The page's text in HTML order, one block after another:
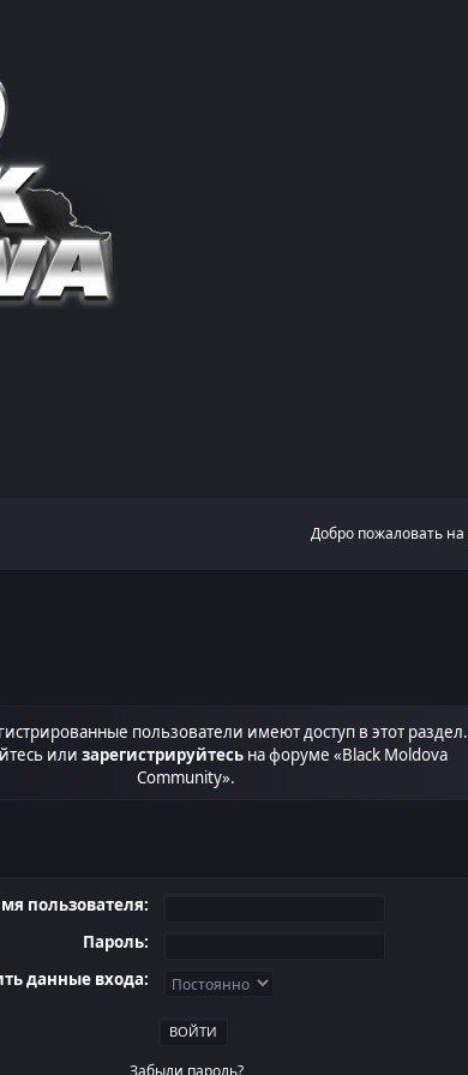
Добро пожаловать на
пользователи имеют доступ в этот раздел.
или зарегистрируйтесь на форуме «Black Moldova
Community».
пользователя:
Пароль:
данные входа:
Забыли пароль?